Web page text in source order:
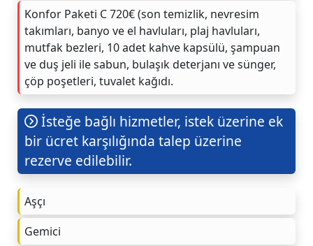
Konfor Paketi C 720€ (son temizlik, nevresim
takımları, banyo ve el havluları, plaj havluları,
mutfak bezleri, 10 adet kahve kapsülü, şampuan
ve duş jeli ile sabun, bulaşık deterjanı ve sünger,
çöp poşetleri, tuvalet kağıdı.
İsteğe bağlı hizmetler, istek üzerine ek
bir ücret karşılığında talep üzerine
rezerve edilebilir.
Aşçı
Gemici